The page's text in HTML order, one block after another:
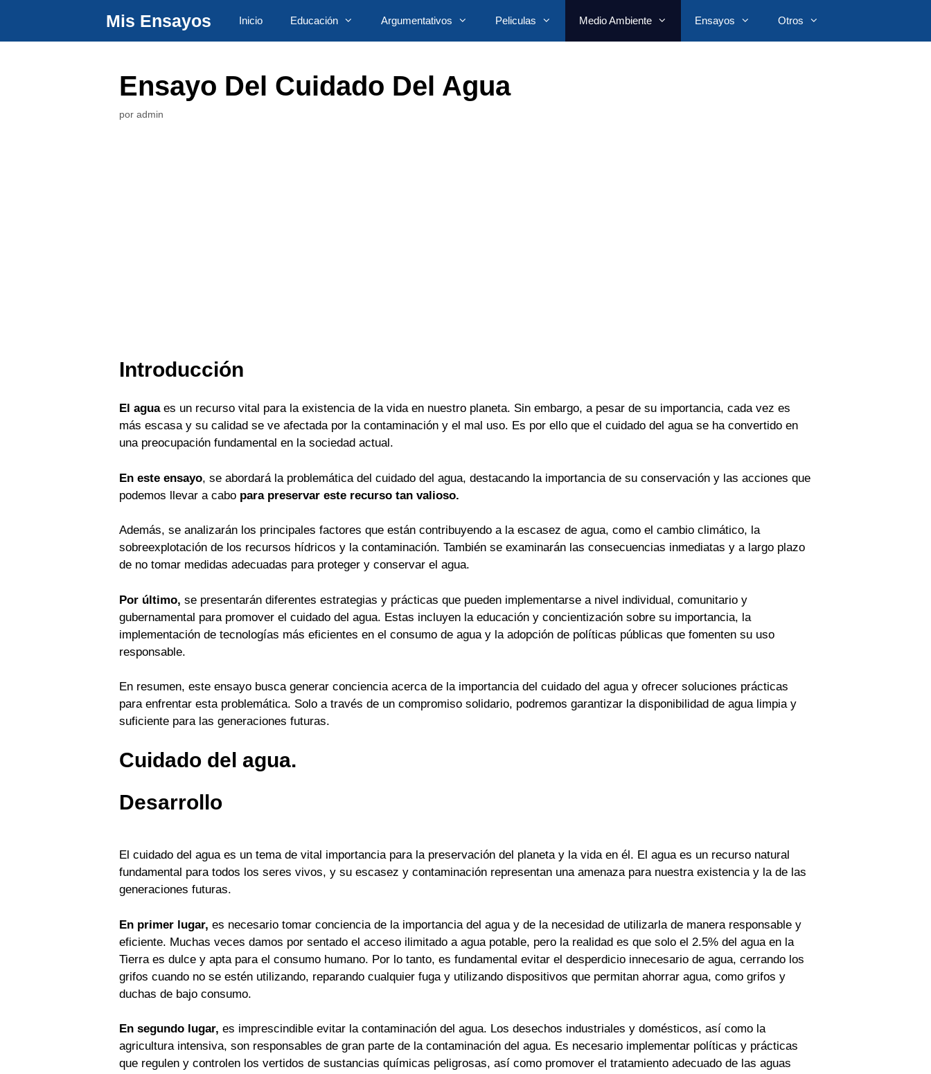
contenido
Mis Ensayos Inicio Educación Argumentativos Peliculas Medio Ambiente Ensayos Otros
Ensayo Del Cuidado Del Agua
por admin
Introducción
El aguaes un recurso vital para la existencia de la vida en nuestro planeta. Sin embargo, a pesar de su importancia, cada vez es
más escasa y su calidad se ve afectada por la contaminación y el mal uso. Es por ello que el cuidado del agua se ha convertido en
una preocupación fundamental en la sociedad actual.
En este ensayo, se abordará la problemática del cuidado del agua, destacando la importancia de su conservación y las acciones que
podemos llevar a cabo para preservar este recurso tan valioso.
Además, se analizarán los principales factores que están contribuyendo a la escasez de agua, como el cambio climático, la
sobreexplotación de los recursos hídricos y la contaminación. También se examinarán las consecuencias inmediatas y a largo plazo
de no tomar medidas adecuadas para proteger y conservar el agua.
Por último, se presentarán diferentes estrategias y prácticas que pueden implementarse a nivel individual, comunitario y
gubernamental para promover el cuidado del agua. Estas incluyen la educación y concientización sobre su importancia, la
implementación de tecnologías más eficientes en el consumo de agua y la adopción de políticas públicas que fomenten su uso
responsable.
En resumen, este ensayo busca generar conciencia acerca de la importancia del cuidado del agua y ofrecer soluciones prácticas
para enfrentar esta problemática. Solo a través de un compromiso solidario, podremos garantizar la disponibilidad de agua limpia y
suficiente para las generaciones futuras.
Cuidado del agua.
Desarrollo
El cuidado del agua es un tema de vital importancia para la preservación del planeta y la vida en él. El agua es un recurso natural
fundamental para todos los seres vivos, y su escasez y contaminación representan una amenaza para nuestra existencia y la de las
generaciones futuras.
En primer lugar, es necesario tomar conciencia de la importancia del agua y de la necesidad de utilizarla de manera responsable y
eficiente. Muchas veces damos por sentado el acceso ilimitado a agua potable, pero la realidad es que solo el 2.5% del agua en la
Tierra es dulce y apta para el consumo humano. Por lo tanto, es fundamental evitar el desperdicio innecesario de agua, cerrando los
grifos cuando no se estén utilizando, reparando cualquier fuga y utilizando dispositivos que permitan ahorrar agua, como grifos y
duchas de bajo consumo.
En segundo lugar, es imprescindible evitar la contaminación del agua. Los desechos industriales y domésticos, así como la
agricultura intensiva, son responsables de gran parte de la contaminación del agua. Es necesario implementar políticas y prácticas
que regulen y controlen los vertidos de sustancias químicas peligrosas, así como promover el tratamiento adecuado de las aguas